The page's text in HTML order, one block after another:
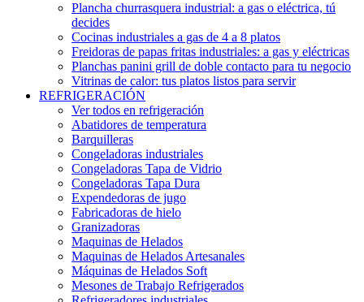
Plancha churrasquera industrial: a gas o eléctrica, tú
decides
Cocinas industriales a gas de 4 a 8 platos
Freidoras de papas fritas industriales: a gas y eléctricas
Planchas panini grill de doble contacto para tu negocio
Vitrinas de calor: tus platos listos para servir
REFRIGERACIÓN
Ver todos en refrigeración
Abatidores de temperatura
Barquilleras
Congeladoras industriales
Congeladoras Tapa de Vidrio
Congeladoras Tapa Dura
Expendedoras de jugo
Fabricadoras de hielo
Granizadoras
Maquinas de Helados
Maquinas de Helados Artesanales
Máquinas de Helados Soft
Mesones de Trabajo Refrigerados